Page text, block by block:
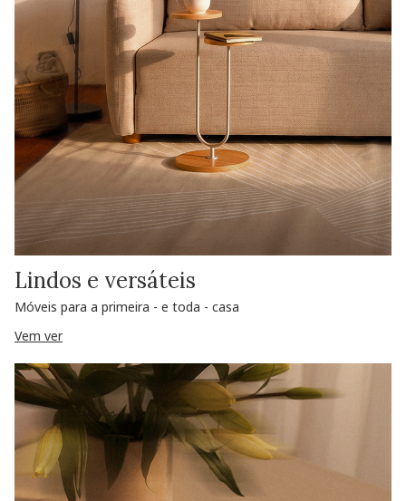
Lindos e versáteis
Móveis para a primeira - e toda - casa
Vem ver